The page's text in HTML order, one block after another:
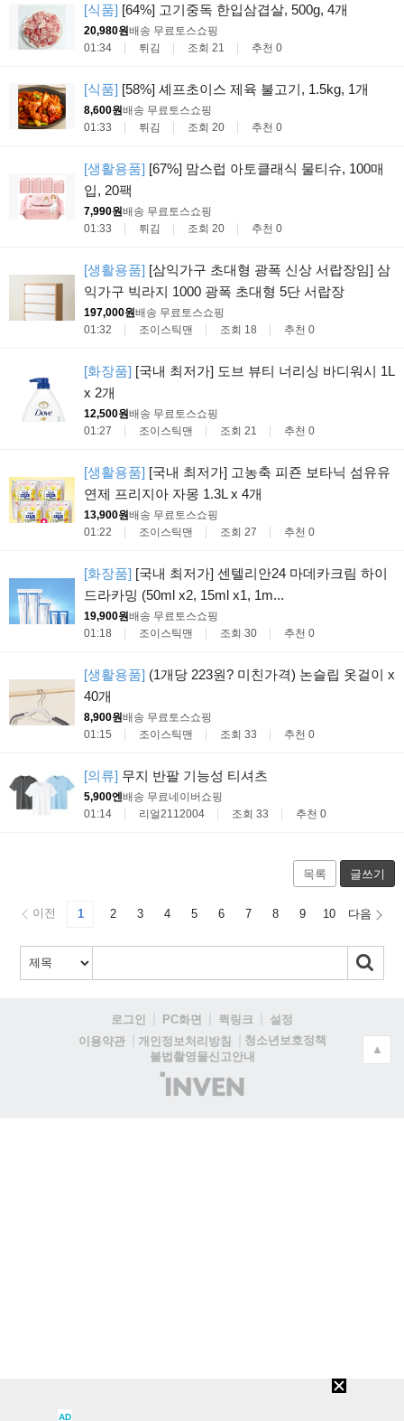
[식품] [64%] 고기중독 한입삼겹살, 500g, 4개
20,980원배송 무료 토스쇼핑
01:34
튀김 조회 21 추천 0
[식품] [58%] 셰프초이스 제육 불고기, 1.5kg, 1개
8,600원배송 무료 토스쇼핑
01:33
튀김 조회 20 추천 0
[생활용품] [67%] 맘스럽 아토클래식 물티슈, 100매
입, 20팩
7,990원배송 무료 토스쇼핑
01:33
튀김 조회 20 추천 0
[생활용품] [삼익가구 초대형 광폭 신상 서랍장임] 삼
익가구 빅라지 1000 광폭 초대형 5단 서랍장
197,000원배송 무료 토스쇼핑
01:32
조이스틱맨 조회 18 추천 0
[화장품] [국내 최저가] 도브 뷰티 너리싱 바디워시 1L
x 2개
12,500원배송 무료 토스쇼핑
01:27
조이스틱맨 조회 21 추천 0
[생활용품] [국내 최저가] 고농축 피죤 보타닉 섬유유
연제 프리지아 자몽 1.3L x 4개
13,900원배송 무료 토스쇼핑
01:22
조이스틱맨 조회 27 추천 0
[화장품] [국내 최저가] 센텔리안24 마데카크림 하이
드라카밍 (50ml x2, 15ml x1, 1m...
19,900원배송 무료 토스쇼핑
01:18
조이스틱맨 조회 30 추천 0
[생활용품] (1개당 223원? 미친가격) 논슬립 옷걸이 x
40개
8,900원배송 무료 토스쇼핑
01:15
조이스틱맨 조회 33 추천 0
[의류] 무지 반팔 기능성 티셔츠
5,900엔배송 무료네이버쇼핑
01:14
리얼2112004 조회 33 추천 0
목록 글쓰기
이전 1 2 3 4 5 6 7 8 9 10 다음
로그인 PC화면 퀵링크
설정
이용약관
개인정보처리방침
청소년보호정책
불법촬영물신고안내
(주)
인
▲
AD